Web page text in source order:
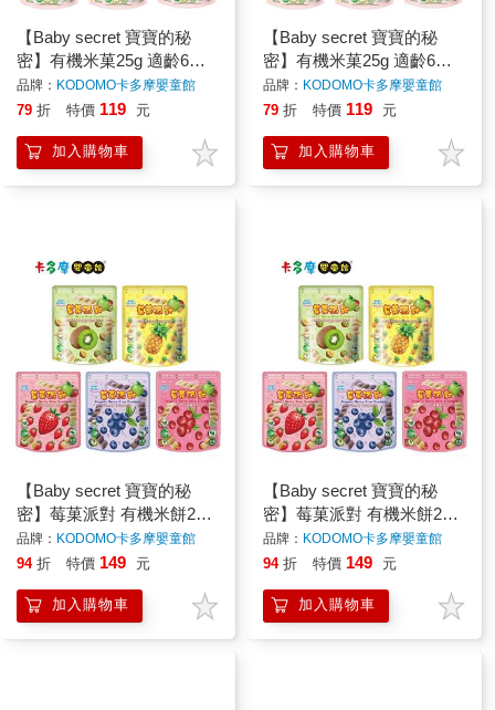
【Baby secret 寶寶的秘
密】有機米菓25g 適齡6m+
寶寶米餅 原廠公司貨｜卡
多摩
品牌： KODOMO卡多摩嬰童館
79 折 特價 119 元
加入購物車
【Baby secret 寶寶的秘
密】有機米菓25g 適齡6m+
寶寶米餅 原廠公司貨｜卡
多摩
品牌： KODOMO卡多摩嬰童館
79 折 特價 119 元
加入購物車
【Baby secret 寶寶的秘
密】莓菓派對 有機米餅25g
(12m+可食用) 寶寶米餅｜
卡多摩
品牌： KODOMO卡多摩嬰童館
94 折 特價 149 元
加入購物車
【Baby secret 寶寶的秘
密】莓菓派對 有機米餅25g
(12m+可食用) 寶寶米餅｜
卡多摩
品牌： KODOMO卡多摩嬰童館
94 折 特價 149 元
加入購物車